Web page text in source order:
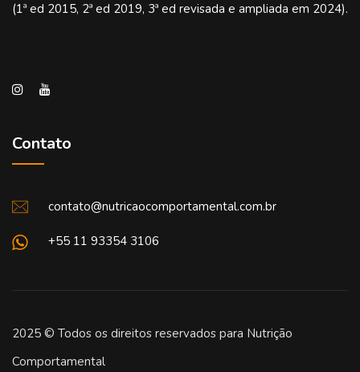
(1ª ed 2015, 2ª ed 2019, 3ª ed revisada e ampliada em 2024).
Contato
contato@nutricaocomportamental.com.br
+55 11 93354 3106
2025 © Todos os direitos reservados para Nutrição
Comportamental